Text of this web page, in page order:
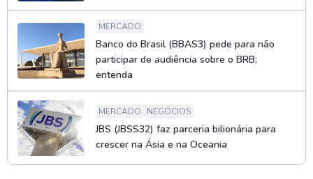
MERCADO
Banco do Brasil (BBAS3) pede para não
participar de audiência sobre o BRB;
entenda
MERCADO NEGÓCIOS
JBS (JBSS32) faz parceria bilionária para
crescer na Ásia e na Oceania